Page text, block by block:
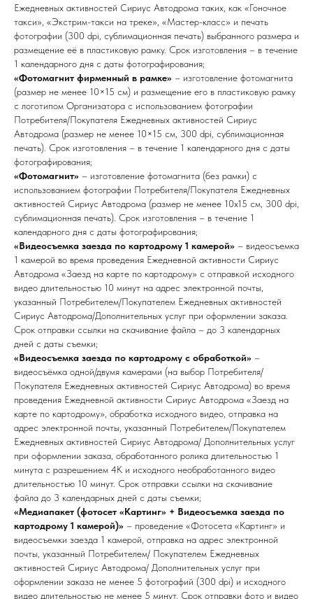
Ежедневных активностей Сириус Автодрома таких, как «Гоночное
такси», «Экстрим-такси на треке», «Мастер-класс» и печать
фотографии (300 dpi, сублимационная печать) выбранного размера и
размещение её в пластиковую рамку. Срок изготовления – в течение
1 календарного дня с даты фотографирования;
«Фотомагнит фирменный в рамке» – изготовление фотомагнита
(размер не менее 10×15 см) и размещение его в пластиковую рамку
с логотипом Организатора с использованием фотографии
Потребителя/Покупателя Ежедневных активностей Сириус
Автодрома (размер не менее 10×15 см, 300 dpi, сублимационная
печать). Срок изготовления – в течение 1 календарного дня с даты
фотографирования;
«Фотомагнит» – изготовление фотомагнита (без рамки) с
использованием фотографии Потребителя/Покупателя Ежедневных
активностей Сириус Автодрома (размер не менее 10х15 см, 300 dpi,
сублимационная печать). Срок изготовления – в течение 1
календарного дня с даты фотографирования;
«Видеосъемка заезда по картодрому 1 камерой» – видеосъемка
1 камерой во время проведения Ежедневной активности Сириус
Автодрома «Заезд на карте по картодрому» с отправкой исходного
видео длительностью 10 минут на адрес электронной почты,
указанный Потребителем/Покупателем Ежедневных активностей
Сириус Автодрома/Дополнительных услуг при оформлении заказа.
Срок отправки ссылки на скачивание файла – до 3 календарных
дней с даты съемки;
«Видеосъемка заезда по картодрому с обработкой» –
видеосъёмка одной/двумя камерами (на выбор Потребителя/
Покупателя Ежедневных активностей Сириус Автодрома) во время
проведения Ежедневной активности Сириус Автодрома «Заезд на
карте по картодрому», обработка исходного видео, отправка на
адрес электронной почты, указанный Потребителем/Покупателем
Ежедневных активностей Сириус Автодрома/ Дополнительных услуг
при оформлении заказа, обработанного ролика длительностью 1
минута с разрешением 4К и исходного необработанного видео
длительностью 10 минут. Срок отправки ссылки на скачивание
файла до 3 календарных дней с даты съемки;
«Медиапакет (фотосет «Картинг» + Видеосъемка заезда по
картодрому 1 камерой)» – проведение «Фотосета «Картинг» и
видеосъемки заезда 1 камерой, отправка на адрес электронной
почты, указанный Потребителем/ Покупателем Ежедневных
активностей Сириус Автодрома/ Дополнительных услуг при
оформлении заказа не менее 5 фотографий (300 dpi) и исходного
видео длительностью не менее 5 минут. Срок отправки фото и видео